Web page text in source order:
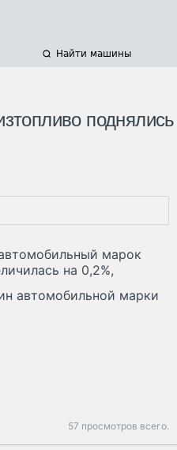
Найти машины
поднялись
марок
на 0,2%,
автомобильной марки
57 просмотров всего.